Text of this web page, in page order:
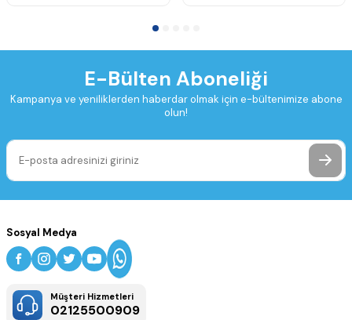
E-Bülten Aboneliği
Kampanya ve yeniliklerden haberdar olmak için e-bültenimize abone
olun!
Sosyal Medya
Müşteri Hizmetleri
02125500909